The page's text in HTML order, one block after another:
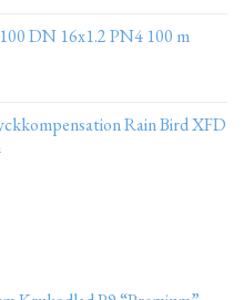
DN 16x1.2 PN4 100 m
Rain Bird XFD